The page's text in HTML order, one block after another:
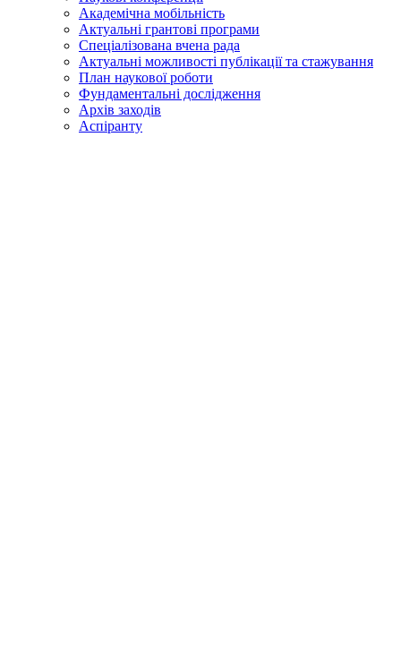
Академічна мобільність
Актуальні грантові програми
Спеціалізована вчена рада
Актуальні можливості публікації та стажування
План наукової роботи
Фундаментальні дослідження
Архів заходів
Аспіранту